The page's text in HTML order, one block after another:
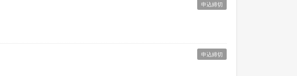
申込締切
申込締切